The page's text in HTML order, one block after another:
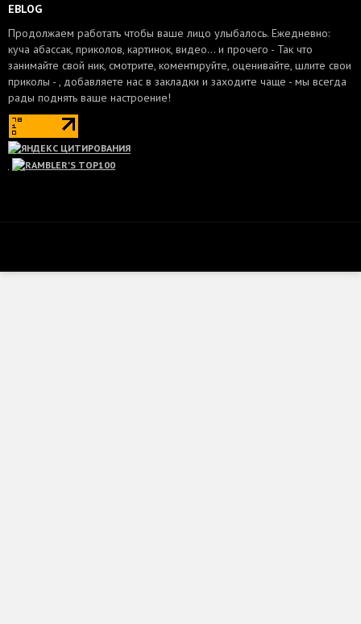
EBLOG
Продолжаем работать чтобы ваше лицо улыбалось. Ежедневно:
куча абассак, приколов, картинок, видео... и прочего - Так что
занимайте свой ник, смотрите, коментируйте, оценивайте, шлите свои
приколы - , добавляете нас в закладки и заходите чаще - мы всегда
рады поднять ваше настроение!